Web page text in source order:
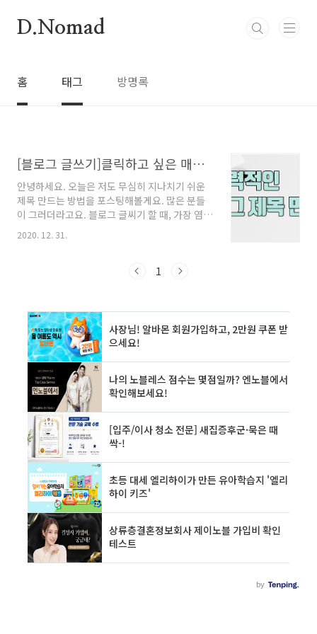
D.Nomad
홈 태그 방명록
[블로그 글쓰기]클릭하고 싶은 매력적인 제목 만들기
안녕하세요. 오늘은 저도 무심히 지나치기 쉬운
제목 만드는 방법을 포스팅해볼게요. 많은 분들
이 그러더라고요. 블로그 글씨기 할 때, 가장 염두
하는 것이 무엇인가. 바로 ‘제목’과 ‘서두’ 글쓰기
입니다. 내가 정성스럽게 작성한 글을 아무도 ‘클
은 물론 좋아야지요ㅠ 하지만 제일 처음 만나는
로 복사하고 붙여 넣기를 해도 검색이 되는 그런
시대였습니다. 하지만 요즘에는 이런 방식을 고
품질의 블로그로 인식하지 않기 때문에 저품질로
여긴다는 얘기도 있습니다. 하지만 검색하다보면
아직도 이렇게 키워드 무한반복으로 최신 상단에
오르는 블로그도 꽤 많이 보이기도 합니다. 그래
도 ..
2020. 12. 31.
1